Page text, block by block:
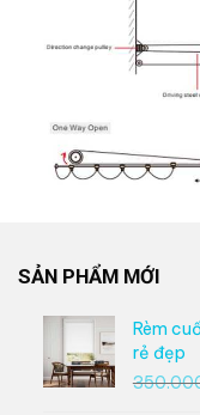
SẢN PHẨM MỚI
Rèm
rẻ đẹp